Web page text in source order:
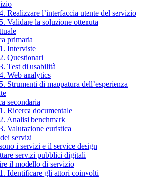
Realizzare l’interfaccia utente del servizio
Validare la soluzione ottenuta
primaria
Interviste
Questionari
Test di usabilità
Web analytics
Strumenti di mappatura dell’esperienza
secondaria
Ricerca documentale
Analisi benchmark
Valutazione euristica
servizi
i servizi e il service design
servizi pubblici digitali
il modello di servizio
Identificare gli attori coinvolti